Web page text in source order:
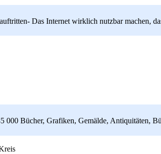
Das Internet wirklich nutzbar machen,
Bücher, Grafiken, Gemälde, Antiquitäten,